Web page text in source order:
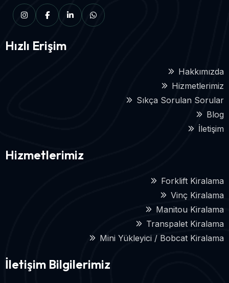
Hızlı Erişim
Hakkımızda
Hizmetlerimiz
Sıkça Sorulan Sorular
Blog
İletişim
Hizmetlerimiz
Forklift Kiralama
Vinç Kiralama
Manitou Kiralama
Transpalet Kiralama
Mini Yükleyici / Bobcat Kiralama
İletişim Bilgilerimiz